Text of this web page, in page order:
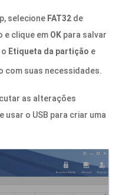
selecione FAT32 de
e clique em OK para salvar
Etiqueta da partição e
com suas necessidades.
as alterações
usar o USB para criar uma